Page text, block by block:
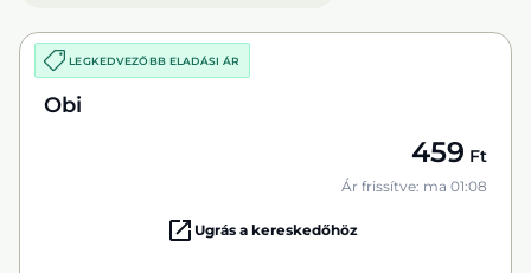
LEGKEDVEZŐBB ELADÁSI ÁR
Obi
459 Ft
Ár frissítve: ma 01:08
Ugrás a kereskedőhöz